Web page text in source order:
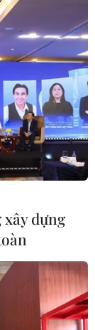
là
đầu trong
tín năm
xây dựng